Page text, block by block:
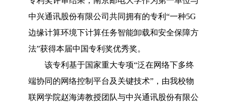
中兴通讯股份有限公司共同拥有的专利“一种5G
边缘计算环境下计算任务智能卸载和安全保障方
法”获得本届中国专利奖优秀奖。
该专利基于国家重大专项“泛在网络下多终
端协同的网络控制平台及关键技术”，由我校物
联网学院赵海涛教授团队与中兴通讯股份有限公